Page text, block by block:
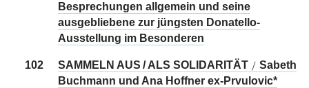
Besprechungen allgemein und seine
ausgebliebene zur jüngsten Donatello-
Ausstellung im Besonderen
102 SAMMELN AUS / ALS SOLIDARITÄT / Sabeth
Buchmann und Ana Hoffner ex-Prvulovic*